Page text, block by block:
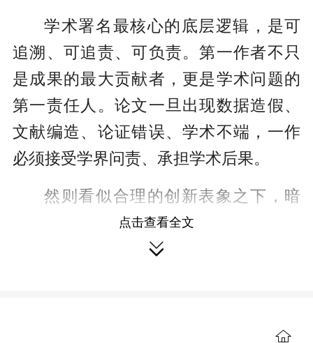
学术署名最核心的底层逻辑，是可
追溯、可追责、可负责。第一作者不只
是成果的最大贡献者，更是学术问题的
第一责任人。论文一旦出现数据造假、
文献编造、论证错误、学术不端，一作
必须接受学界问责、承担学术后果。
然则看似合理的创新表象之下，暗
藏不容忽视的伦理隐患：AI高效生成内
容，却无法承担责任。AI幻觉、虚假引
承担任何学术失信代价。对于科研人员
点击查看全文
